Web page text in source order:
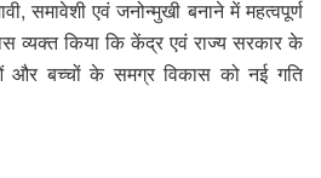
समावेशी एवं जनोन्मुखी बनाने में महत्वपूर्ण
व्यक्त किया कि केंद्र एवं राज्य सरकार के
और बच्चों के समग्र विकास को नई गति